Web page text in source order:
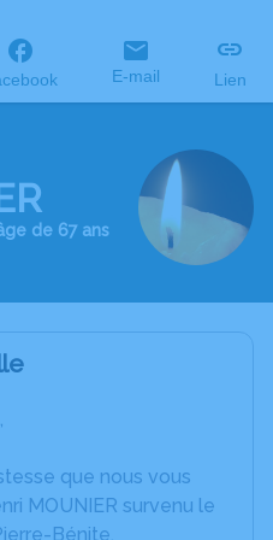
E-mail Lien
de 67 ans
que nous vous
MOUNIER survenu le
Bénite.